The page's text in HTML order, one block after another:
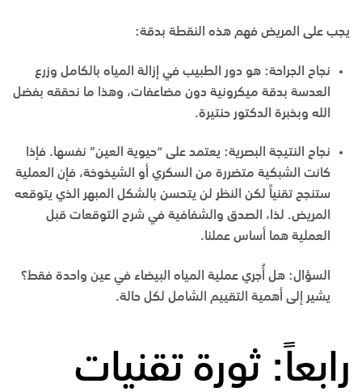
يجب على المريض فهم هذه النقطة بدقة:
نجاح الجراحة: هو دور الطبيب في إزالة المياه بالكامل وزرع
العدسة بدقة ميكرونية دون مضاعفات، وهذا ما نحققه بفضل
الله وبخبرة الدكتور حنتيرة.
نجاح النتيجة البصرية: يعتمد على “حيوية العين” نفسها. فإذا
كانت الشبكية متضررة من السكري أو الشيخوخة، فإن العملية
ستنجح تقنياً لكن النظر لن يتحسن بالشكل المبهر الذي يتوقعه
المريض. لذا، الصدق والشفافية في شرح التوقعات قبل
العملية هما أساس عملنا.
السؤال: هل أُجري عملية المياه البيضاء في عين واحدة فقط؟
يشير إلى أهمية التقييم الشامل لكل حالة.
رابعاً: ثورة تقنيات